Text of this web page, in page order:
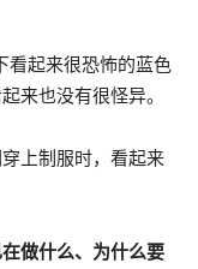
看起来很恐怖的蓝色
来也没有很怪异。
上制服时，看起来
做什么、为什么要